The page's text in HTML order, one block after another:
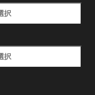
択
択